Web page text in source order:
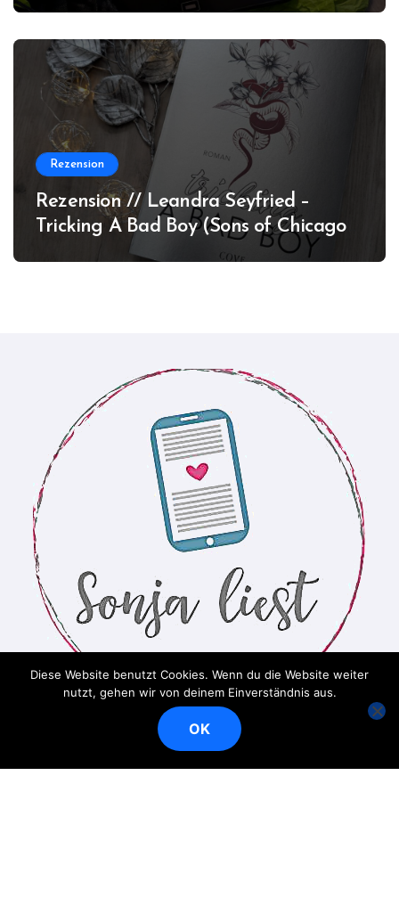
Rezension
Rezension // Leandra Seyfried –
Tricking A Bad Boy (Sons of Chicago
Ein Bücherblog
Diese Website benutzt Cookies. Wenn du die Website weiter
nutzt, gehen wir von deinem Einverständnis aus.
OK